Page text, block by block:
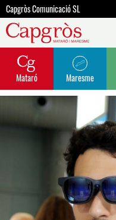
Capgròs Comunicació SL
Mataró Maresme